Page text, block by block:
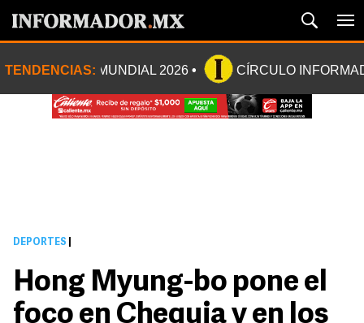
TENDENCIAS: MUNDIAL 2026 CÍRCULO
DEPORTES
Hong Myung-bo pone el
foco en Chequia y en los